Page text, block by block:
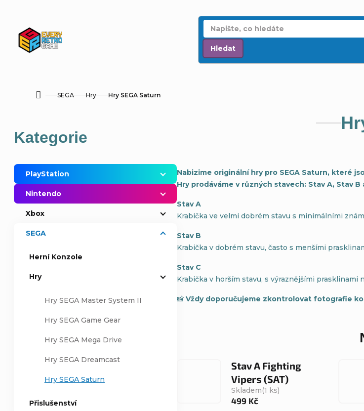
Hledat
DomůSEGA Hry Hry SEGA Saturn
o
s
t
Přeskočit
kategorie
Kategorie
PlayStation
Nintendo
Xbox
SEGA
Herní Konzole
Hry
Hry SEGA Master System II
Hry SEGA Game Gear
Hry SEGA Mega Drive
Hry SEGA Dreamcast
Hry SEGA Saturn
Přislušenství
Nabizime originální hry pro SEGA Saturn, které
Hry prodáváme v různých stavech: Stav A, Stav B
Stav A
Krabička ve velmi dobrém stavu s minimálními
Stav B
Krabička v dobrém stavu, často s menšími
Stav C
Krabička v horším stavu, s výraznějšími prasklinami
📸 Vždy doporučujeme zkontrolovat fotografie
Stav A Fighting
Vipers (SAT)
Skladem(1 ks)
499 Kč